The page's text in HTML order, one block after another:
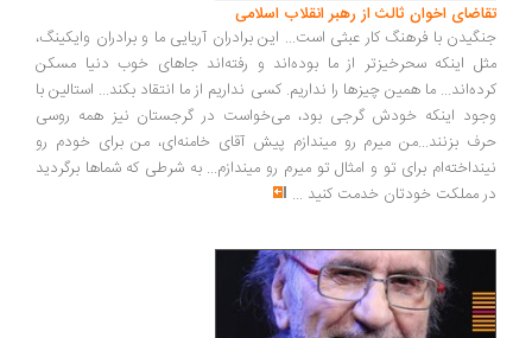
تقاضای اخوان ثالث از رهبر انقلاب اسلامی
جنگیدن با فرهنگ کار عبثی است... این برادران آریایی ما و برادران وایکینگ،
مثل اینکه سحرخیزتر از ما بوده‌اند و رفته‌اند جاهای خوب دنیا مسکن
کرده‌اند... ما همین چیزها را نداریم. کسی نداریم از ما انتقاد بکند... استالین با
وجود اینکه خودش گرجی بود، می‌خواست در گرجستان نیز همه روسی
حرف بزنند...من میرم رو میندازم پیش آقای خامنه‌ای، من برای خودم رو
نینداخته‌ام برای تو و امثال تو میرم رو میندازم... به شرطی که شماها برگردید
در مملکت خودتان خدمت کنید ...